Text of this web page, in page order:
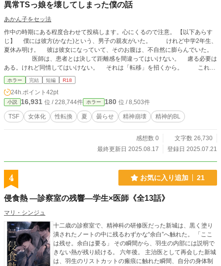
異常TSっ娘を壊してしまった僕の話
あかん子をセッ法
作中の時期にある程度合わせて投稿します。心にくるので注意。 【以下あらす
じ】 僕には彼方(かなた)という、男子の親友がいた。 けれど中学2年生、
夏休み明け。 彼は彼女になっていて、そのお腹は、不自然に膨らんでいた。
医師は、患者とは決して距離感を間違ってはいけない。 慮る必要は
ある。けれど同情してはいけない。 それは「転移」を招くから。 これ
は、身に余る行いで親友を壊してしまった僕の話。
ホラー 完結 短編 R18
24h.ポイント 42pt
小説 16,931 位 / 228,744件 ホラー 180 位 / 8,503件
TSF 女体化 性転換 夏 曇らせ 精神崩壊 精神的BL
感想数 0
文字数 26,730
最終更新日 2025.08.17
登録日 2025.07.21
4 お気に入り追加 21
侵食熱 ―診察室の残響―学生×医師《全13話》
マリ・シンジュ
十二歳の診察室で、精神科の研修医だった新城は、黒く塗り
潰されたノートの中に残るわずかな“余白”へ触れた。 「ここ
は残せ。余白は要る」 その瞬間から、羽生の内部には説明で
きない熱が残り続ける。 六年後。 主治医として再会した新城
は、羽生のリストカットの瘢痕に触れた瞬間、自分の身体制